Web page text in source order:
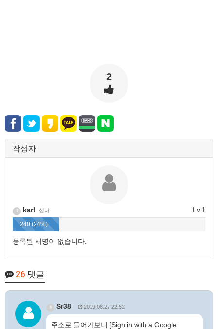
2
작성자
Lv.1
karl 실버
240 (24%)
등록된 서명이 없습니다.
26 댓글
9 Sr38 2019.08.27 22:52
주소로 들어가보니 [Sign in with a Google